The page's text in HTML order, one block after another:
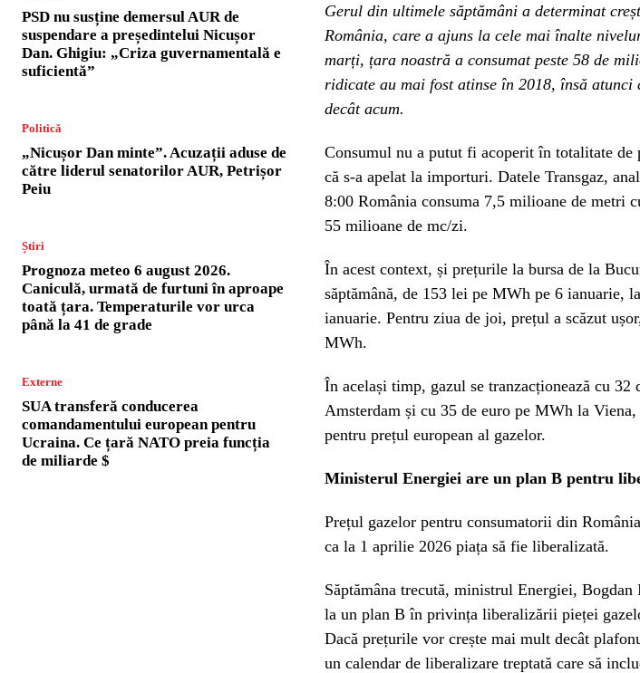
PSD nu susține demersul AUR de
suspendare a președintelui Nicușor
Dan. Ghigiu: „Criza guvernamentală e
suficientă”
Politică
„Nicușor Dan minte”. Acuzații aduse de
către liderul senatorilor AUR, Petrișor
Peiu
Știri
Prognoza meteo 6 august 2026.
Caniculă, urmată de furtuni în aproape
toată țara. Temperaturile vor urca
până la 41 de grade
Externe
SUA transferă conducerea
comandamentului european pentru
Ucraina. Ce țară NATO preia funcția
de miliarde $
Gerul din ultimele săptămâni a determinat
România, care a ajuns la cele mai înalte
marți, țara noastră a consumat peste 58 de
ridicate au mai fost atinse în 2018, însă
decât acum.
Consumul nu a putut fi acoperit în totalitate
că s-a apelat la importuri. Datele Transgaz,
8:00 România consuma 7,5 milioane de metri
55 milioane de mc/zi.
În acest context, și prețurile la bursa de la
săptămână, de 153 lei pe MWh pe 6 ianuarie,
ianuarie. Pentru ziua de joi, prețul a scăzut
MWh.
În același timp, gazul se tranzacționează cu 32
Amsterdam și cu 35 de euro pe MWh la
pentru prețul european al gazelor.
Ministerul Energiei are un plan B pentru
Prețul gazelor pentru consumatorii din
ca la 1 aprilie 2026 piața să fie liberalizată.
Săptămâna trecută, ministrul Energiei,
la un plan B în privința liberalizării pieței
Dacă prețurile vor crește mai mult decât
un calendar de liberalizare treptată care să